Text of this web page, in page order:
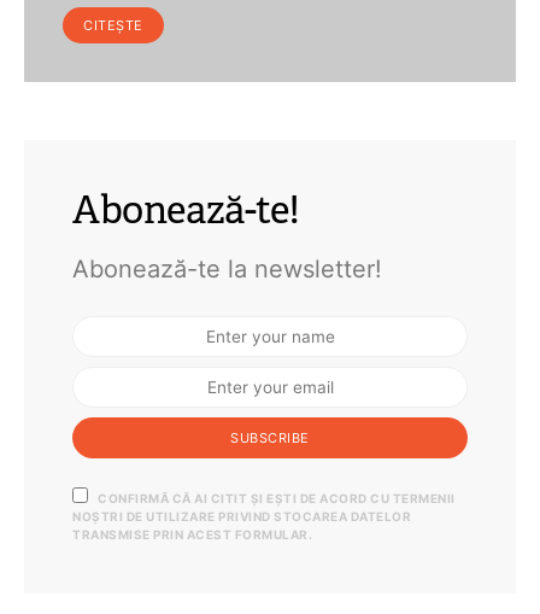
CITEȘTE
Abonează-te!
Abonează-te la newsletter!
SUBSCRIBE
CONFIRMĂ CĂ AI CITIT ȘI EȘTI DE ACORD CU TERMENII
NOȘTRI DE UTILIZARE PRIVIND STOCAREA DATELOR
TRANSMISE PRIN ACEST FORMULAR.